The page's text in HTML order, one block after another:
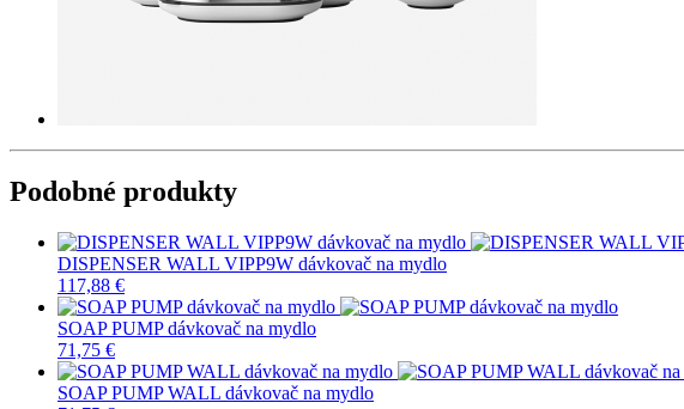
Podobné produkty
DISPENSER WALL VIPP9W dávkovač na mydlo
117,88 €
SOAP PUMP dávkovač na mydlo
71,75 €
SOAP PUMP WALL dávkovač na mydlo